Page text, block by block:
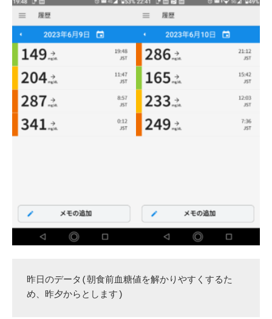
昨日のデータ(朝食前血糖値を解かりやすくするた
め、昨夕からとします)